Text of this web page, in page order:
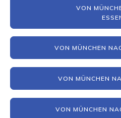
VON
VON MÜNCHEN
VON MÜNCHEN
VON MÜNCHEN